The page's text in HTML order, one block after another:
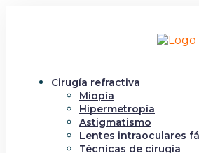
Cirugía refractiva
Miopía
Hipermetropía
Astigmatismo
Lentes intraoculares
Técnicas de cirugía